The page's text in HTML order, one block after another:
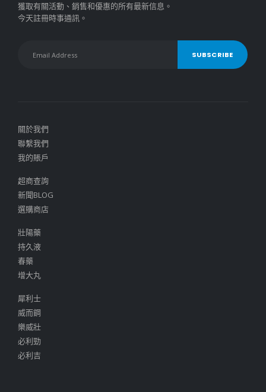
獲取有關活動、銷售和優惠的所有最新信息。
今天註冊時事通訊。
關於我們
聯繫我們
我的賬戶
超商查詢
新聞BLOG
選購商店
壯陽藥
持久液
春藥
增大丸
犀利士
威而鋼
樂威壯
必利勁
必利吉